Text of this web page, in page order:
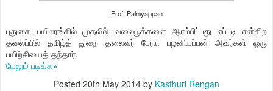
Prof. Palniyappan
புதுகை பயிலரங்கில் முதலில் வலைபூக்களை ஆரம்பிப்பது எப்படி என்கிற
தலைப்பில் தமிழ்த் துறை தலைவர் பேரா. பழனியப்பன் அவர்கள் ஓரு
பயிற்சியைத் தந்தார்.
மேலும் படிக்க»
Posted 20th May 2014 by Kasthuri Rengan